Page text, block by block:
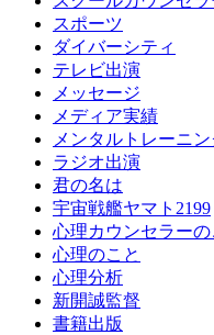
スポーツ
ダイバーシティ
テレビ出演
メッセージ
メディア実績
メンタルトレーニ
ラジオ出演
君の名は
宇宙戦艦ヤマト2199
心理カウンセラーの
心理のこと
心理分析
新開誠監督
書籍出版